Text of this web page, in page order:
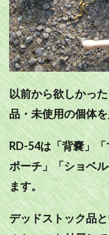
以前から欲しかっ
品・未使用の個体
RD-54は「背嚢」
ポーチ」「ショベ
ます。
デッドストック品